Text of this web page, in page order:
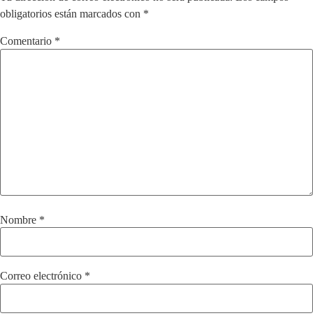
obligatorios están marcados con *
Comentario *
Nombre *
Correo electrónico *